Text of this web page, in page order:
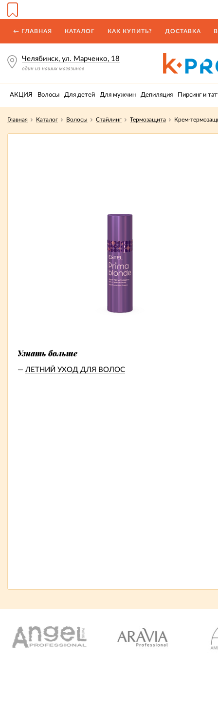
← ГЛАВНАЯ КАТАЛОГ КАК КУПИТЬ? ДОСТАВКА
Челябинск, ул. Марченко, 18
один из наших магазинов
АКЦИЯ Волосы Для детей Для мужчин Депиляция Пирсинг и
Главная Каталог Волосы Стайлинг Термозащита Крем-
Узнать больше
ЛЕТНИЙ УХОД ДЛЯ ВОЛОС